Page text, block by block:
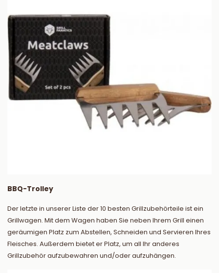
BBQ-Trolley
Der letzte in unserer Liste der 10 besten Grillzubehörteile ist ein
Grillwagen. Mit dem Wagen haben Sie neben Ihrem Grill einen
geräumigen Platz zum Abstellen, Schneiden und Servieren Ihres
Fleisches. Außerdem bietet er Platz, um all Ihr anderes
Grillzubehör aufzubewahren und/oder aufzuhängen.